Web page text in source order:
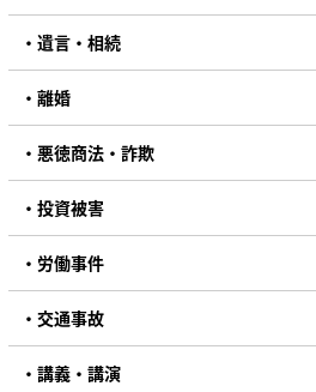
遺言・相続
離婚
悪徳商法・詐欺
投資被害
労働事件
交通事故
講義・講演